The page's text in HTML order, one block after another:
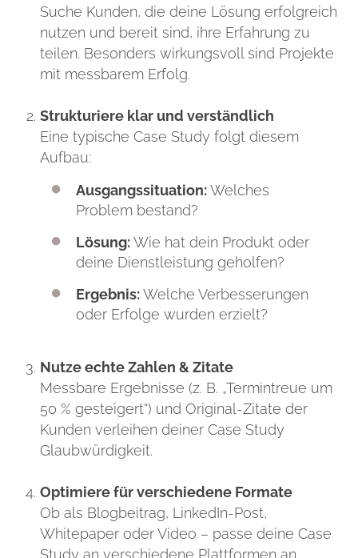
Suche Kunden, die deine Lösung erfolgreich
nutzen und bereit sind, ihre Erfahrung zu
teilen. Besonders wirkungsvoll sind Projekte
mit messbarem Erfolg.
Strukturiere klar und verständlich
Eine typische Case Study folgt diesem
Aufbau:
Ausgangssituation:Welches
Problem bestand?
Lösung:Wie hat dein Produkt oder
deine Dienstleistung geholfen?
Ergebnis:Welche Verbesserungen
oder Erfolge wurden erzielt?
Nutze echte Zahlen & Zitate
Messbare Ergebnisse (z. B. „Termintreue um
50 % gesteigert“) und Original-Zitate der
Kunden verleihen deiner Case Study
Glaubwürdigkeit.
Optimiere für verschiedene Formate
Ob als Blogbeitrag, LinkedIn-Post,
Whitepaper oder Video – passe deine Case
Study an ­verschiedene Plattformen an.